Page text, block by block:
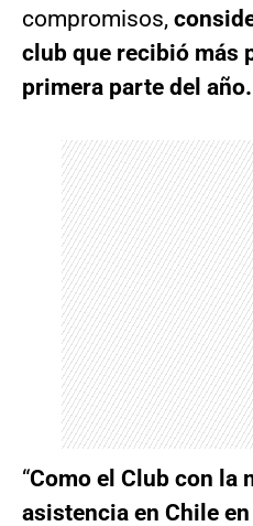
compromisos,
club que recibió más
primera parte del año.
“Como el Club con la
asistencia en Chile